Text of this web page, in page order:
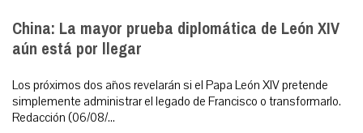
China: La mayor prueba diplomática de León XIV
aún está por llegar
Los próximos dos años revelarán si el Papa León XIV pretende
simplemente administrar el legado de Francisco o transformarlo.
Redacción (06/08/...